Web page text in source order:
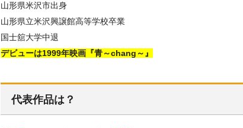
山形県米沢市出身
山形県立米沢興譲館高等学校卒業
国士舘大学中退
デビューは1999年映画『青～chang～』
代表作品は？